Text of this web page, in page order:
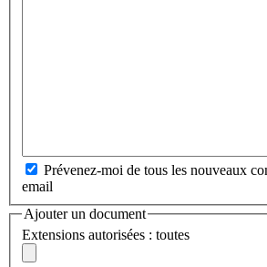
Prévenez-moi de tous les nouveaux
email
Ajouter un document
Extensions autorisées : toutes